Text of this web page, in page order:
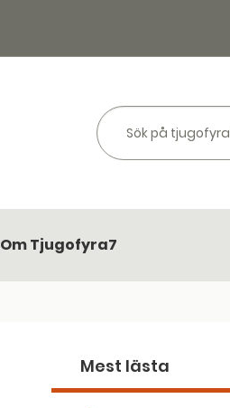
Sök på tjugofyra7.se
Om Tjugofyra7
Mest lästa